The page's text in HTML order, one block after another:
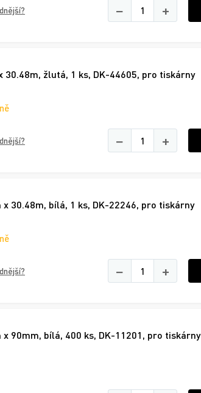
− +
žlutá, 1 ks, DK-44605, pro tiskárny
− +
30.48m, bílá, 1 ks, DK-22246, pro tiskárny
− +
90mm, bílá, 400 ks, DK-11201, pro tiskárny